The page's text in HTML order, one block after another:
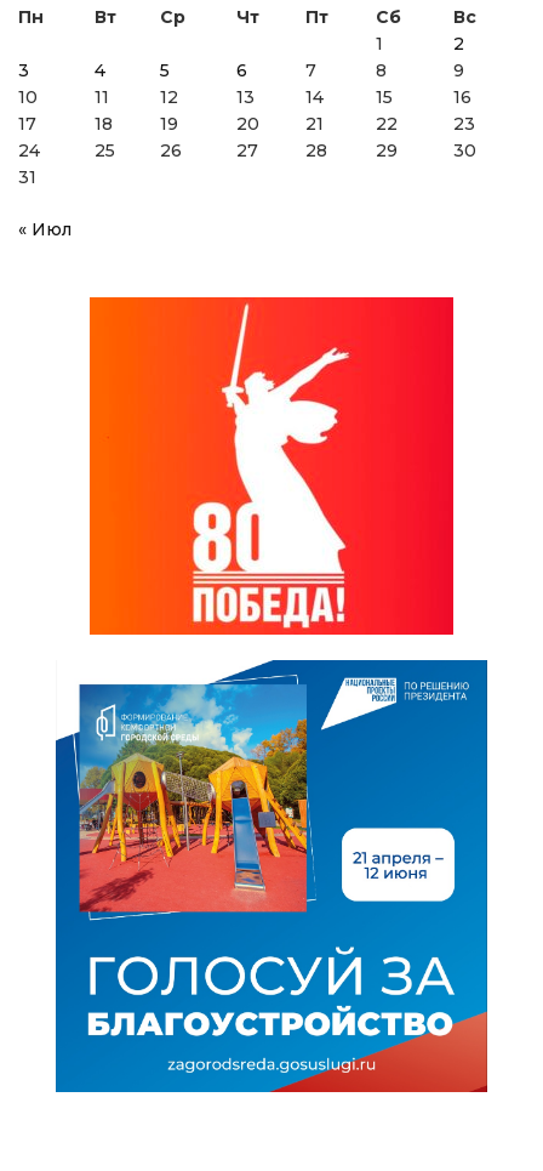
Пн Вт Ср Чт Пт Сб
Вс
1
2
3
4 5 6 7 8
9
10
11 12 13 14 15
16
17
18 19 20 21 22
23
24
25 26 27 28 29
30
31
« Июл